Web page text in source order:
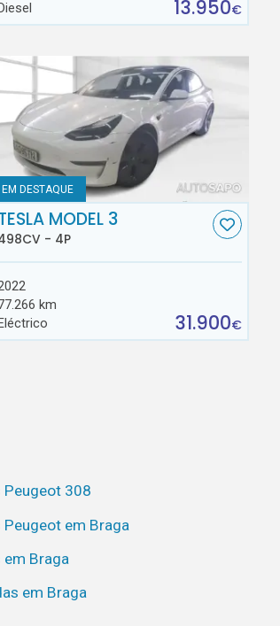
13.950€
EM DESTAQUE
MODEL 3
- 4P
km
31.900€
Peugeot 308
em Braga
Braga
em Braga